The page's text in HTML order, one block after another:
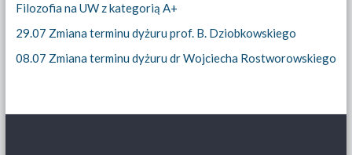
Filozofia na UW z kategorią A+
29.07 Zmiana terminu dyżuru prof. B. Dziobkowskiego
08.07 Zmiana terminu dyżuru dr Wojciecha Rostworowskiego